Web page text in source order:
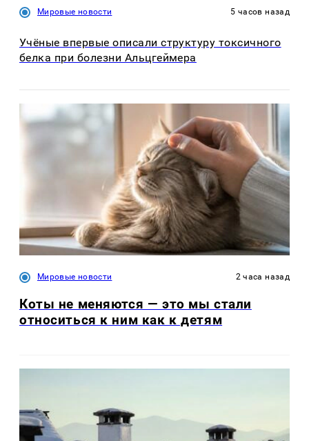
Мировые новости 5 часов назад
Учёные впервые описали структуру токсичного
белка при болезни Альцгеймера
Мировые новости 2 часа назад
Коты не меняются — это мы стали
относиться к ним как к детям